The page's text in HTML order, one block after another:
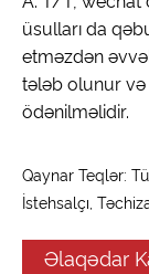
üsulları da
etməzdən
tələb olunur
ödənilməlidir.
Qaynar Teqlər:
İstehsalçı,
Əlaqədar